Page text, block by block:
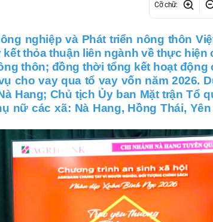
Cỡ chữ:
nghiệp và Phát triển nông thôn
kết thỏa thuận liên ngành về thực
thôn; đồng thời tổng kết hoạt động
cho vay qua tổ vay vốn năm 2026.
Hang; Chủ tịch Ủy ban Mặt trận Tổ
nữ các xã: Nà Hang, Hồng Thái,